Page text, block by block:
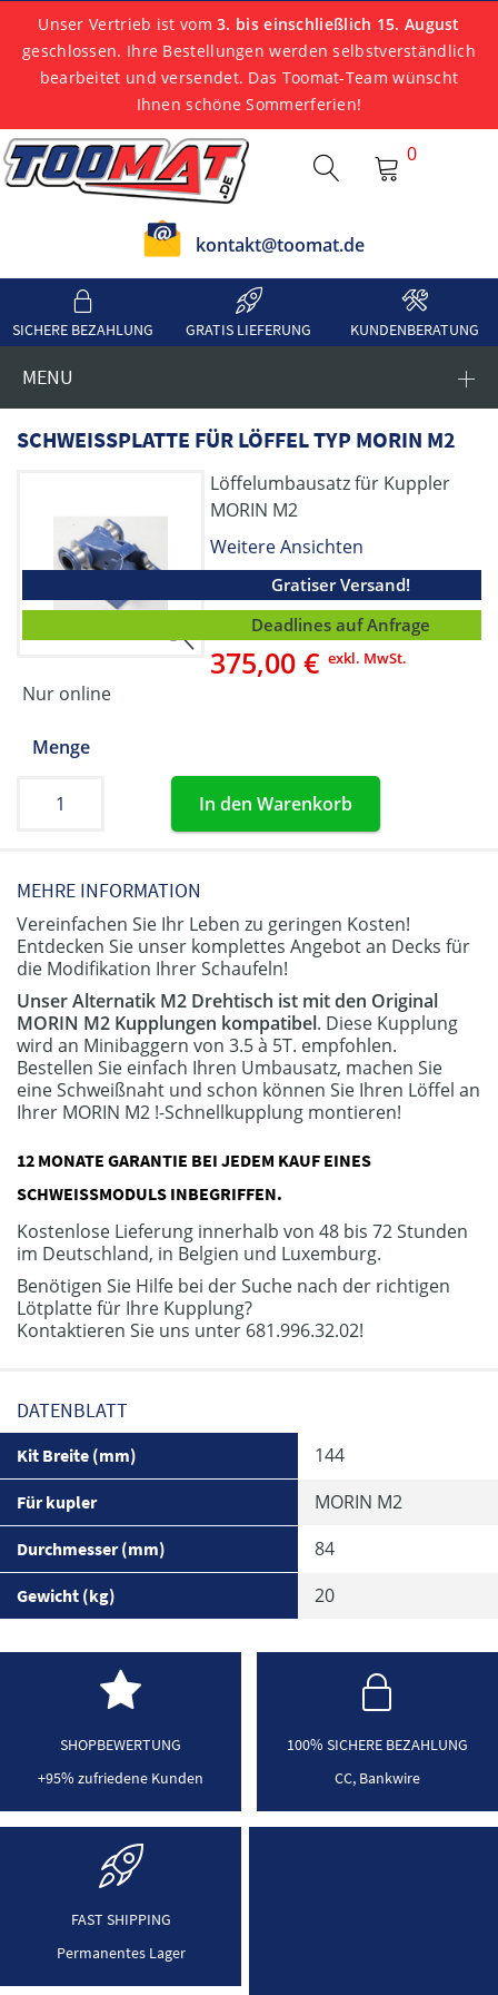
Unser Vertrieb ist vom3. bis einschließlich 15. August
geschlossen. Ihre Bestellungen werden selbstverständlich
bearbeitet und versendet. Das Toomat-Team wünscht
Ihnen schöne Sommerferien!
kontakt@toomat.de
0
SICHERE BEZAHLUNG GRATIS LIEFERUNG KUNDENBERATUNG
MENU
SCHWEISSPLATTE FÜR LÖFFEL TYP MORIN M2
Löffelumbausatz für Kuppler
MORIN M2
Weitere Ansichten
Gratiser Versand!
Deadlines auf Anfrage
375,00 € exkl. MwSt.
Nur online
Menge
In den Warenkorb
MEHRE INFORMATION
Vereinfachen Sie Ihr Leben zu geringen Kosten!
Entdecken Sie unser komplettes Angebot an Decks für
die Modifikation Ihrer Schaufeln!
Unser Alternatik M2 Drehtisch ist mit den Original
MORIN M2 Kupplungen kompatibel. Diese Kupplung
wird an Minibaggern von 3.5 à 5T. empfohlen.
Bestellen Sie einfach Ihren Umbausatz, machen Sie
eine Schweißnaht und schon können Sie Ihren Löffel an
Ihrer MORIN M2 !-Schnellkupplung montieren!
12 MONATE GARANTIE BEI JEDEM KAUF EINES
SCHWEISSMODULS INBEGRIFFEN.
Kostenlose Lieferung innerhalb von 48 bis 72 Stunden
im Deutschland, in Belgien und Luxemburg.
Benötigen Sie Hilfe bei der Suche nach der richtigen
Lötplatte für Ihre Kupplung?
Kontaktieren Sie uns unter 681.996.32.02!
DATENBLATT
Kit Breite (mm) 144
Für kupler MORIN M2
Durchmesser (mm) 84
Gewicht (kg) 20
SHOPBEWERTUNG
+95% zufriedene Kunden
100% SICHERE BEZAHLUNG
CC, Bankwire
FAST SHIPPING
Permanentes Lager